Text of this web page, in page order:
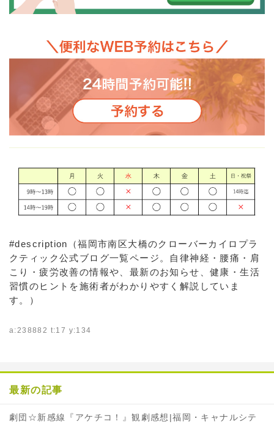
#description（福岡市南区大橋のクローバーカイロプラ
クティック公式ブログ一覧ページ。自律神経・腰痛・肩
こり・疲労改善の情報や、最新のお知らせ、健康・生活
習慣のヒントを施術者がわかりやすく解説していま
す。）
a:238882 t:17 y:134
最新の記事
劇団☆新感線『アケチコ！』観劇感想|福岡・キャナルシテ